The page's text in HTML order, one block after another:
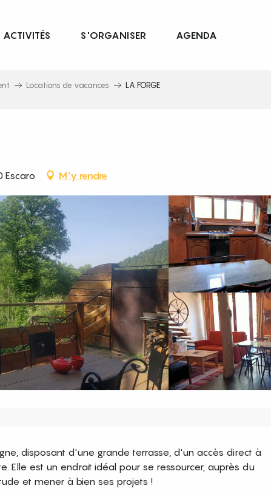
ACTIVITÉS S'ORGANISER AGENDA
Locations de vacances LA FORGE
Escaro M'y rendre
disposant d'une grande terrasse, d'un accès direct à
Elle est un endroit idéal pour se ressourcer, auprès du
et mener à bien ses projets !